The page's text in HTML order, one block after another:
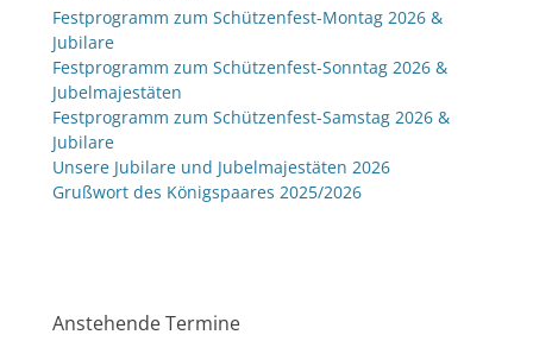
Festprogramm zum Schützenfest-Montag 2026 &
Jubilare
Festprogramm zum Schützenfest-Sonntag 2026 &
Jubelmajestäten
Festprogramm zum Schützenfest-Samstag 2026 &
Jubilare
Unsere Jubilare und Jubelmajestäten 2026
Grußwort des Königspaares 2025/2026
Anstehende Termine